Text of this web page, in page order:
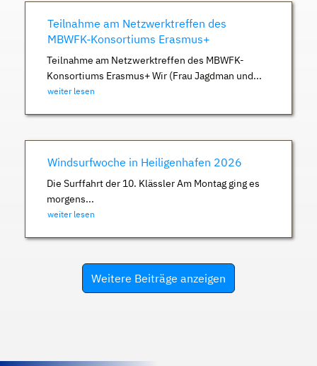
Teilnahme am Netzwerktreffen des
MBWFK-Konsortiums Erasmus+
Teilnahme am Netzwerktreffen des MBWFK-
Konsortiums Erasmus+ Wir (Frau Jagdman und...
weiter lesen
Windsurfwoche in Heiligenhafen 2026
Die Surffahrt der 10. Klässler Am Montag ging es
morgens...
weiter lesen
Weitere Beiträge anzeigen